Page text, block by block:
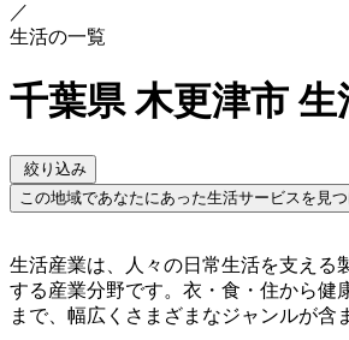
／
生活の一覧
千葉県 木更津市
絞り込み
この地域であなたにあった生活サービスを見
生活産業は、人々の日常生活を支える
する産業分野です。衣・食・住から健
まで、幅広くさまざまなジャンルが含